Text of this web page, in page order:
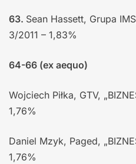
63. Sean Hassett, Grupa
3/2011 – 1,83%
64-66 (ex aequo)
Wojciech Piłka, GTV,
1,76%
Daniel Mzyk, Paged,
1,76%